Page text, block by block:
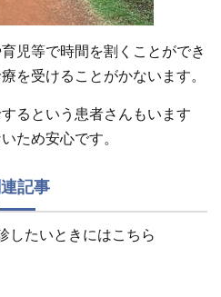
児等で時間を割くことができ
を受けることがかないます。
るという患者さんもいます
ため安心です。
記事
したいときにはこちら